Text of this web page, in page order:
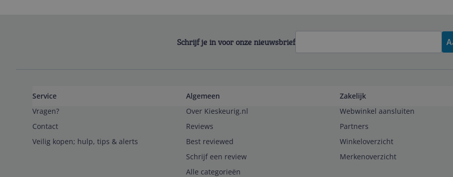
Schrijf je in voor onze nieuwsbrief
Service
Vragen?
Contact
Veilig kopen; hulp, tips & alerts
Algemeen
Over Kieskeurig.nl
Reviews
Best reviewed
Schrijf een review
Alle categorieën
Zakelijk
Webwinkel aansluiten
Partners
Winkeloverzicht
Merkenoverzicht